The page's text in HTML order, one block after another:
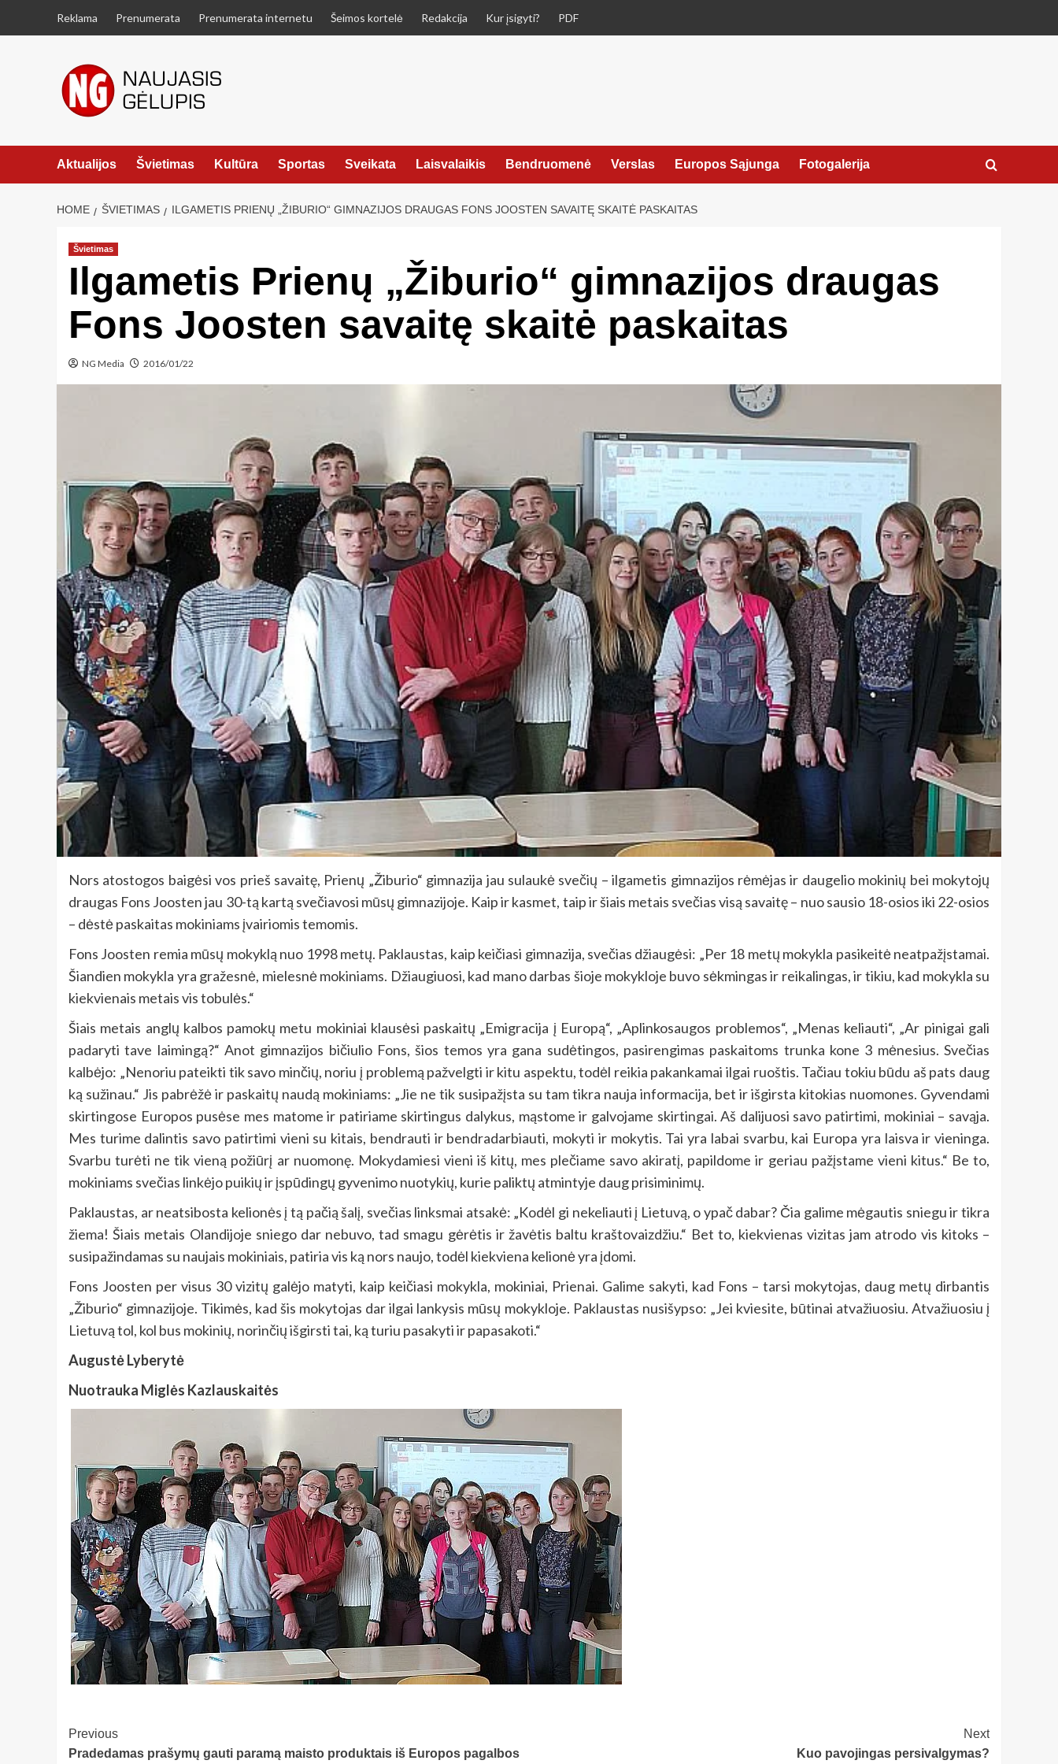
Reklama Prenumerata Prenumerata internetu Šeimos kortelė Redakcija Kur įsigyti? PDF
Aktualijos Švietimas Kultūra Sportas Sveikata Laisvalaikis Bendruomenė Verslas Europos Sąjunga Fotogalerija
HOME ŠVIETIMAS ILGAMETIS PRIENŲ „ŽIBURIO“ GIMNAZIJOS DRAUGAS FONS JOOSTEN SAVAITĘ SKAITĖ PASKAITAS
Švietimas
Ilgametis Prienų „Žiburio“ gimnazijos draugas
Fons Joosten savaitę skaitė paskaitas
NG Media 2016/01/22
Nors atostogos baigėsi vos prieš savaitę, Prienų „Žiburio“ gimnazija jau sulaukė svečių – ilgametis gimnazijos rėmėjas ir daugelio mokinių bei mokytojų
draugas Fons Joosten jau 30-tą kartą svečiavosi mūsų gimnazijoje. Kaip ir kasmet, taip ir šiais metais svečias visą savaitę – nuo sausio 18-osios iki 22-osios
– dėstė paskaitas mokiniams įvairiomis temomis.
Fons Joosten remia mūsų mokyklą nuo 1998 metų. Paklaustas, kaip keičiasi gimnazija, svečias džiaugėsi: „Per 18 metų mokykla pasikeitė neatpažįstamai.
Šiandien mokykla yra gražesnė, mielesnė mokiniams. Džiaugiuosi, kad mano darbas šioje mokykloje buvo sėkmingas ir reikalingas, ir tikiu, kad mokykla su
kiekvienais metais vis tobulės.“
Šiais metais anglų kalbos pamokų metu mokiniai klausėsi paskaitų „Emigracija į Europą“, „Aplinkosaugos problemos“, „Menas keliauti“, „Ar pinigai gali
padaryti tave laimingą?“ Anot gimnazijos bičiulio Fons, šios temos yra gana sudėtingos, pasirengimas paskaitoms trunka kone 3 mėnesius. Svečias
kalbėjo: „Nenoriu pateikti tik savo minčių, noriu į problemą pažvelgti ir kitu aspektu, todėl reikia pakankamai ilgai ruoštis. Tačiau tokiu būdu aš pats daug
ką sužinau.“ Jis pabrėžė ir paskaitų naudą mokiniams: „Jie ne tik susipažįsta su tam tikra nauja informacija, bet ir išgirsta kitokias nuomones. Gyvendami
skirtingose Europos pusėse mes matome ir patiriame skirtingus dalykus, mąstome ir galvojame skirtingai. Aš dalijuosi savo patirtimi, mokiniai – savąja.
Mes turime dalintis savo patirtimi vieni su kitais, bendrauti ir bendradarbiauti, mokyti ir mokytis. Tai yra labai svarbu, kai Europa yra laisva ir vieninga.
Svarbu turėti ne tik vieną požiūrį ar nuomonę. Mokydamiesi vieni iš kitų, mes plečiame savo akiratį, papildome ir geriau pažįstame vieni kitus.“ Be to,
mokiniams svečias linkėjo puikių ir įspūdingų gyvenimo nuotykių, kurie paliktų atmintyje daug prisiminimų.
Paklaustas, ar neatsibosta kelionės į tą pačią šalį, svečias linksmai atsakė: „Kodėl gi nekeliauti į Lietuvą, o ypač dabar? Čia galime mėgautis sniegu ir tikra
žiema! Šiais metais Olandijoje sniego dar nebuvo, tad smagu gėrėtis ir žavėtis baltu kraštovaizdžiu.“ Bet to, kiekvienas vizitas jam atrodo vis kitoks –
susipažindamas su naujais mokiniais, patiria vis ką nors naujo, todėl kiekviena kelionė yra įdomi.
Fons Joosten per visus 30 vizitų galėjo matyti, kaip keičiasi mokykla, mokiniai, Prienai. Galime sakyti, kad Fons – tarsi mokytojas, daug metų dirbantis
„Žiburio“ gimnazijoje. Tikimės, kad šis mokytojas dar ilgai lankysis mūsų mokykloje. Paklaustas nusišypso: „Jei kviesite, būtinai atvažiuosiu. Atvažiuosiu į
Lietuvą tol, kol bus mokinių, norinčių išgirsti tai, ką turiu pasakyti ir papasakoti.“
Augustė Lyberytė
Nuotrauka Miglės Kazlauskaitės
Post
Previous
Pradedamas prašymų gauti paramą maisto produktais iš Europos pagalbos
Next
Kuo pavojingas persivalgymas?